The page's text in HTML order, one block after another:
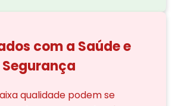
com a Saúde e
Segurança
qualidade podem se